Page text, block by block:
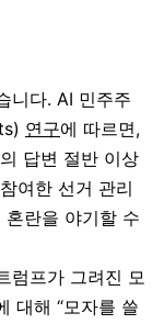
니다. AI 민주주
연구에 따르면,
답변 절반 이상
여한 선거 관리
란을 야기할 수
럼프가 그려진 모
대해 “모자를 쓸